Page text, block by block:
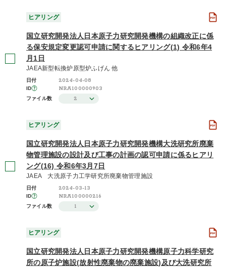
2026年度 / 令和8年度
2025年度 / 令和7年度
(41)
2024年度 / 令和6年度
(98)
さらに表示する
関連性
ヒアリング
国立研究開発法人日本原子力研究開発機構の組織改正に係
る保安規定変更認可申請に関するヒアリング(1) 令和6年4
月1日
JAEA新型転換炉原型炉ふげん 他
日付 2024-04-08
ID NRA100000903
ファイル数 2
ヒアリング
国立研究開発法人日本原子力研究開発機構大洗研究所廃棄
物管理施設の設計及び工事の計画の認可申請に係るヒアリ
ング(16) 令和6年3月7日
JAEA 大洗原子力工学研究所廃棄物管理施設
日付 2024-03-13
ID NRA100000216
ファイル数 1
ヒアリング
国立研究開発法人日本原子力研究開発機構原子力科学研究
所の原子炉施設(放射性廃棄物の廃棄施設)及び大洗研究所